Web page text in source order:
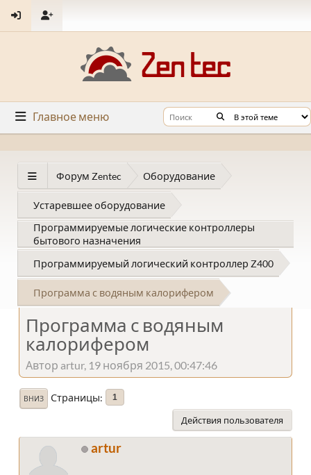
Главное меню
Форум Zentec Оборудование
Устаревшее оборудование
Программируемые логические контроллеры
бытового назначения
Программируемый логический контроллер Z400
Программа с водяным калорифером
Программа с водяным
калорифером
Автор artur, 19 ноября 2015, 00:47:46
ВНИЗ Страницы 1
Действия пользователя
artur